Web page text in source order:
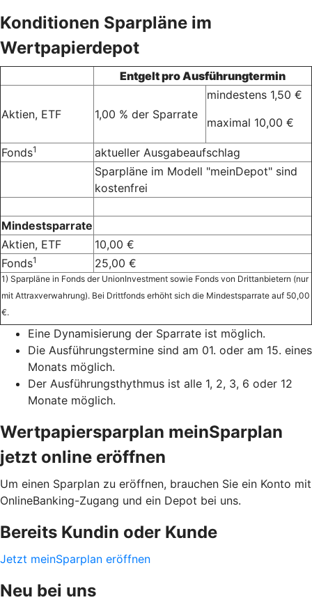
Konditionen Sparpläne im
Wertpapierdepot
Entgelt pro Ausführungtermin
Aktien, ETF 1,00 % der Sparrate
mindestens 1,50 €
maximal 10,00 €
Fonds1
aktueller Ausgabeaufschlag
Sparpläne im Modell "meinDepot" sind
kostenfrei
Mindestsparrate
Aktien, ETF
10,00 €
Fonds1 25,00 €
1) Sparpläne in Fonds der UnionInvestment sowie Fonds von Drittanbietern (nur
mit Attraxverwahrung). Bei Drittfonds erhöht sich die Mindestsparrate auf 50,00
€.
Eine Dynamisierung der Sparrate ist möglich.
Die Ausführungstermine sind am 01. oder am 15. eines
Monats möglich.
Der Ausführungsthythmus ist alle 1, 2, 3, 6 oder 12
Monate möglich.
Wertpapiersparplan meinSparplan
jetzt online eröffnen
Um einen Sparplan zu eröffnen, brauchen Sie ein Konto mit
OnlineBanking-Zugang und ein Depot bei uns.
Bereits Kundin oder Kunde
Jetzt meinSparplan eröffnen
Neu bei uns